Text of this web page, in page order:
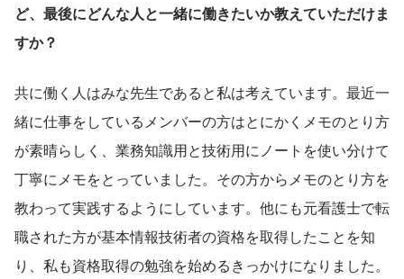
ど、最後にどんな人と一緒に働きたいか教えていただけま
すか？
共に働く人はみな先生であると私は考えています。最近一
緒に仕事をしているメンバーの方はとにかくメモのとり方
が素晴らしく、業務知識用と技術用にノートを使い分けて
丁寧にメモをとっていました。その方からメモのとり方を
教わって実践するようにしています。他にも元看護士で転
職された方が基本情報技術者の資格を取得したことを知
り、私も資格取得の勉強を始めるきっかけになりました。